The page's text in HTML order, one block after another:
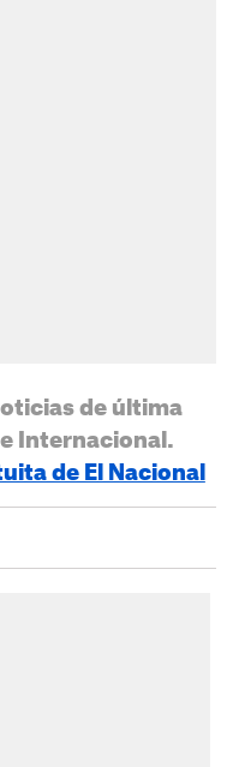
de última
Internacional.
de El Nacional